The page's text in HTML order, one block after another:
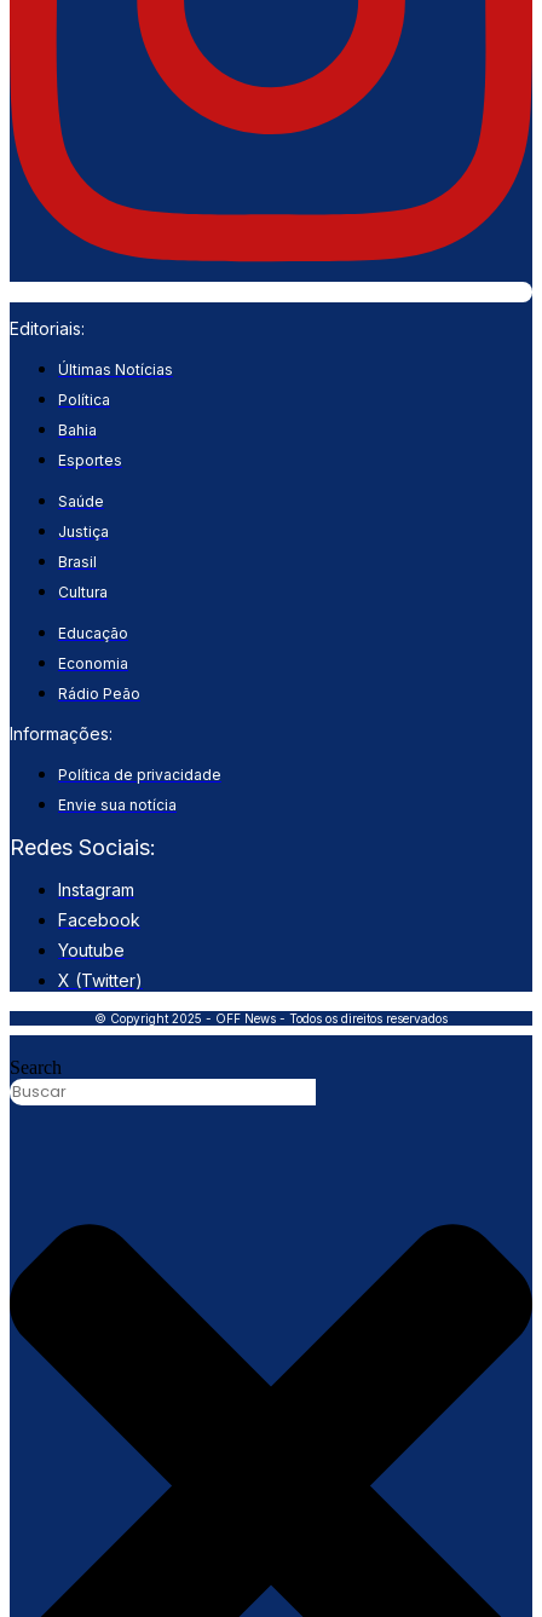
Editoriais:
Últimas Notícias
Política
Bahia
Esportes
Saúde
Justiça
Brasil
Cultura
Educação
Economia
Rádio Peão
Informações:
Política de privacidade
Envie sua notícia
Redes Sociais:
Instagram
Facebook
Youtube
X (Twitter)
© Copyright 2025 - OFF News - Todos os direitos reservados
Search